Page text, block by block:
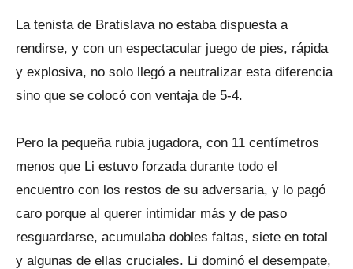
La tenista de Bratislava no estaba dispuesta a
rendirse, y con un espectacular juego de pies, rápida
y explosiva, no solo llegó a neutralizar esta diferencia
sino que se colocó con ventaja de 5-4.
Pero la pequeña rubia jugadora, con 11 centímetros
menos que Li estuvo forzada durante todo el
encuentro con los restos de su adversaria, y lo pagó
caro porque al querer intimidar más y de paso
resguardarse, acumulaba dobles faltas, siete en total
y algunas de ellas cruciales. Li dominó el desempate,